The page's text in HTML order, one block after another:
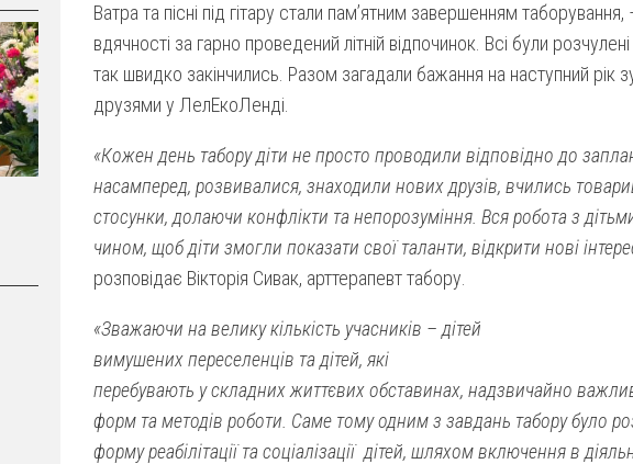
Ватра та пісні під гітару стали пам’ятним завершенням
вдячності за гарно проведений літній відпочинок. Всі були
так швидко закінчились. Разом загадали бажання на наступний рік
друзями у ЛелЕкоЛенді.
«Кожен день табору діти не просто проводили відповідно до
насамперед, розвивалися, знаходили нових друзів, вчились
стосунки, долаючи конфлікти та непорозуміння. Вся робота з
чином, щоб діти змогли показати свої таланти, відкрити нові
розповідає Вікторія Сивак, арттерапевт табору.
«Зважаючи на велику кількість учасників – дітей
вимушених переселенців та дітей, які
перебувають у складних життєвих обставинах, надзвичайно
форм та методів роботи. Саме тому одним з завдань табору було
форму реабілітації та соціалізації дітей, шляхом включення в